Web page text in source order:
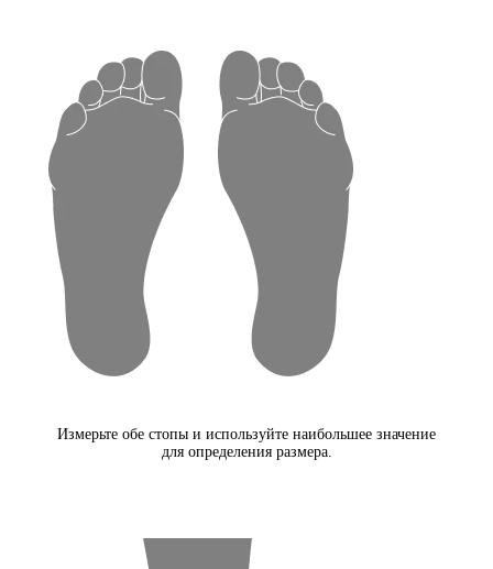
Измерьте обе стопы и используйте наибольшее значение
для определения размера.